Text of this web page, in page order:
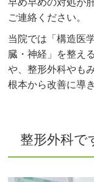
ご連絡ください。
当院では「構造医
臓・神経」を整え
や、整形外科やも
根本から改善に導
整形外科で